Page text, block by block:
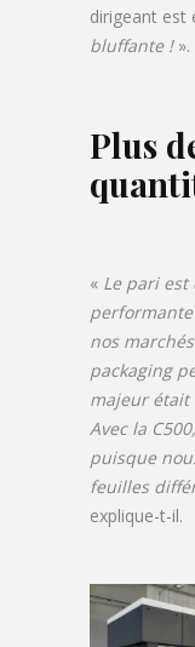
dirigeant est
bluffante !».
Plus
« Le pari est
nos
packaging
majeur était
Avec la
puisque
feuilles
explique-t-il.